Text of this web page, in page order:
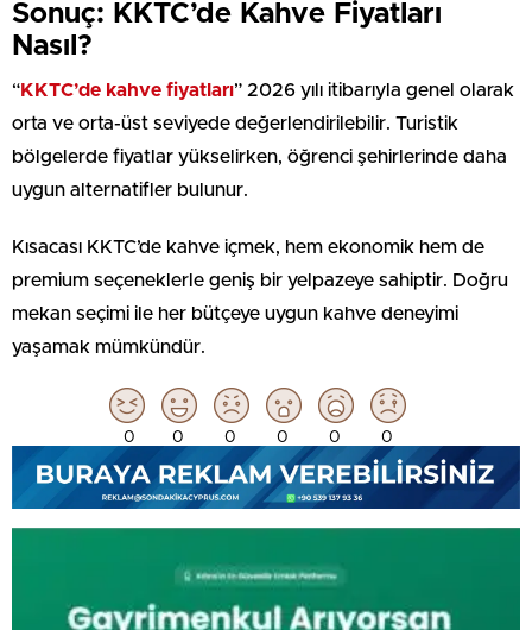
Sonuç: KKTC’de Kahve Fiyatları
Nasıl?
“KKTC’de kahve fiyatları” 2026 yılı itibarıyla genel olarak
orta ve orta-üst seviyede değerlendirilebilir. Turistik
bölgelerde fiyatlar yükselirken, öğrenci şehirlerinde daha
uygun alternatifler bulunur.
Kısacası KKTC’de kahve içmek, hem ekonomik hem de
premium seçeneklerle geniş bir yelpazeye sahiptir. Doğru
mekan seçimi ile her bütçeye uygun kahve deneyimi
yaşamak mümkündür.
0 0 0 0 0 0